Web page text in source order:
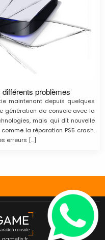
problèmes
maintenant depuis quelques
génération de console avec la
mais qui dit nouvelle
la réparation PS5 crash.
erreurs […]